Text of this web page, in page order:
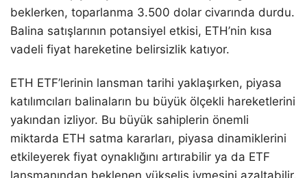
beklerken, toparlanma 3.500 dolar civarında durdu.
Balina satışlarının potansiyel etkisi, ETH’nin kısa
vadeli fiyat hareketine belirsizlik katıyor.
ETH ETF’lerinin lansman tarihi yaklaşırken, piyasa
katılımcıları balinaların bu büyük ölçekli hareketlerini
yakından izliyor. Bu büyük sahiplerin önemli
miktarda ETH satma kararları, piyasa dinamiklerini
etkileyerek fiyat oynaklığını artırabilir ya da ETF